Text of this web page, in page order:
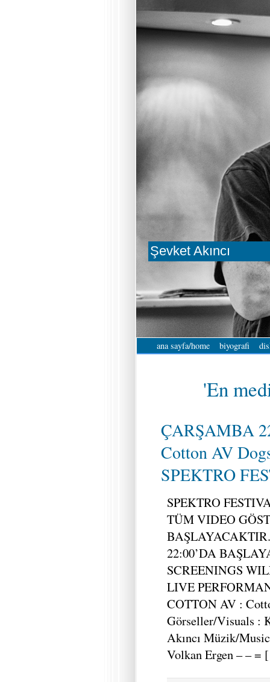
Şevket Akıncı
ana sayfa/home biyografi
'En
ÇARŞAMBA
Cotton AV
SPEKTRO
SPEKTRO
TÜM VIDEO
22:00’DA
SCREENINGS
LIVE
COTTON AV :
Görseller/Visuals :
Akıncı Müzik/
Volkan Ergen – –